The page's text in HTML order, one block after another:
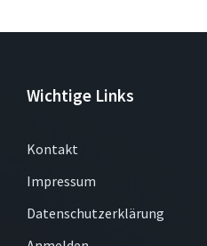
Wichtige Links
Kontakt
Impressum
Datenschutzerklärung